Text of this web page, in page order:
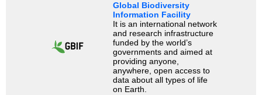
Global Biodiversity
Information Facility
It is an international network
and research infrastructure
funded by the world’s
governments and aimed at
providing anyone,
anywhere, open access to
data about all types of life
on Earth.